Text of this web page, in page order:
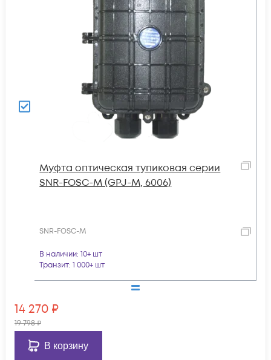
Муфта оптическая тупиковая серии
SNR-FOSC-M (GPJ-M, 6006)
SNR-FOSC-M
В наличии: 10+ шт
Транзит: 1 000+ шт
14 270 ₽
19 798₽
В корзину